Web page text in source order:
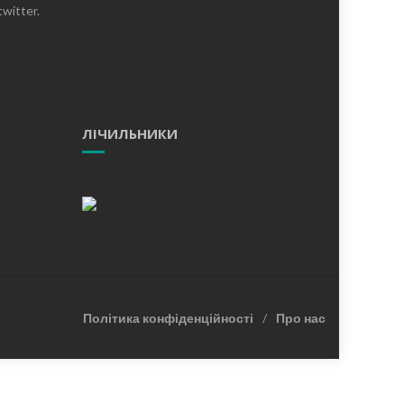
ЛІЧИЛЬНИКИ
Політика конфіденційності Про нас